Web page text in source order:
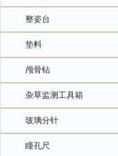
整姿台
垫料
颅骨钻
杂草监测工具箱
玻璃分针
瞳孔尺